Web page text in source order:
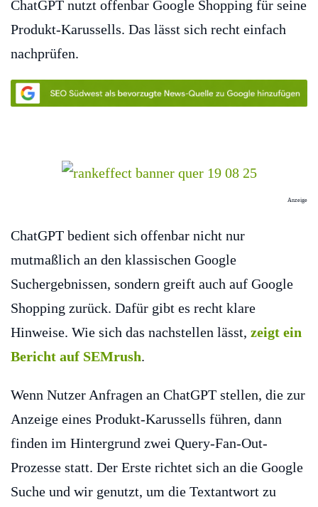
ChatGPT nutzt offenbar Google Shopping für seine
Produkt-Karussells. Das lässt sich recht einfach
nachprüfen.
Anzeige
ChatGPT bedient sich offenbar nicht nur
mutmaßlich an den klassischen Google
Suchergebnissen, sondern greift auch auf Google
Shopping zurück. Dafür gibt es recht klare
Hinweise. Wie sich das nachstellen lässt, zeigt ein
Bericht auf SEMrush.
Wenn Nutzer Anfragen an ChatGPT stellen, die zur
Anzeige eines Produkt-Karussells führen, dann
finden im Hintergrund zwei Query-Fan-Out-
Prozesse statt. Der Erste richtet sich an die Google
Suche und wir genutzt, um die Textantwort zu